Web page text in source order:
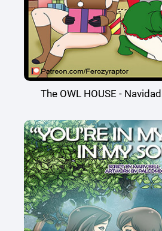
The OWL HOUSE -